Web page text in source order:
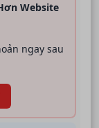
Website
ngay sau